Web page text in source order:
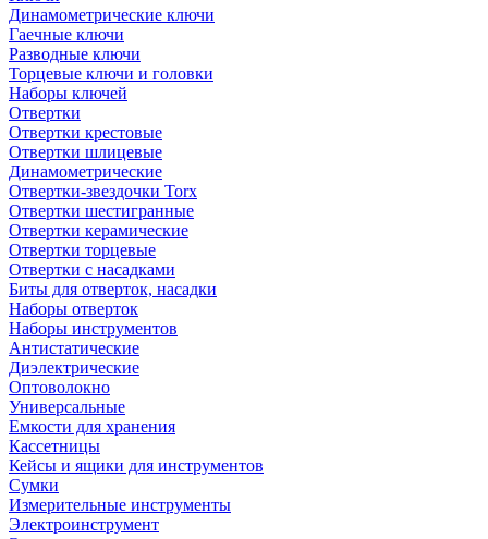
Динамометрические ключи
Гаечные ключи
Разводные ключи
Торцевые ключи и головки
Наборы ключей
Отвертки
Отвертки крестовые
Отвертки шлицевые
Динамометрические
Отвертки-звездочки Torx
Отвертки шестигранные
Отвертки керамические
Отвертки торцевые
Отвертки с насадками
Биты для отверток, насадки
Наборы отверток
Наборы инструментов
Антистатические
Диэлектрические
Оптоволокно
Универсальные
Емкости для хранения
Кассетницы
Кейсы и ящики для инструментов
Сумки
Измерительные инструменты
Электроинструмент